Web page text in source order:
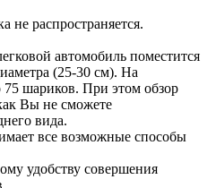
не распространяется.
автомобиль поместится
(25-30 см). На
75 шариков. При этом обзор
Вы не сможете
вида.
все возможные способы
удобству совершения